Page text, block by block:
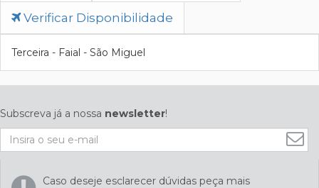
Verificar Disponibilidade
Terceira - Faial - São Miguel
Subscreva já a nossa newsletter!
Caso deseje esclarecer dúvidas peça mais